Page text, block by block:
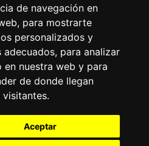
de navegación en
para mostrarte
personalizados y
adecuados, para analizar
en nuestra web y para
de donde llegan
visitantes.
Aceptar
Condiciones de uso
Ley de Viajes Combinados
Uso de cookies
de cookies
Area privada